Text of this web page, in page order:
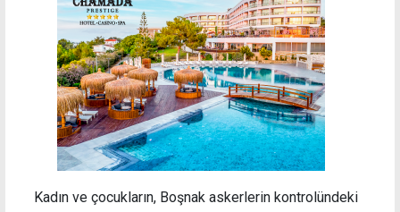
Kadın ve çocukların, Boşnak askerlerin kontrolündeki